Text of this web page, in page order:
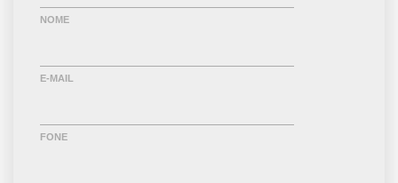
NOME
E-MAIL
FONE